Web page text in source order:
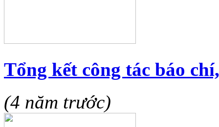
Tổng kết công tác báo
(4 năm trước)